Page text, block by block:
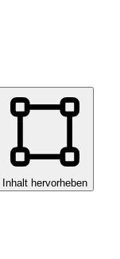
Inhalt hervorheben